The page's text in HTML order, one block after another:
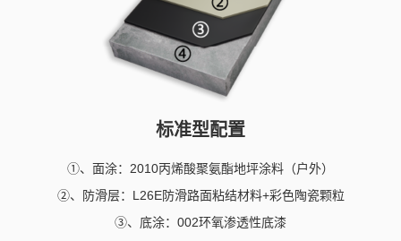
标准型配置
①、面涂：2010丙烯酸聚氨酯地坪涂料（户外）
②、防滑层：L26E防滑路面粘结材料+彩色陶瓷颗粒
③、底涂：002环氧渗透性底漆